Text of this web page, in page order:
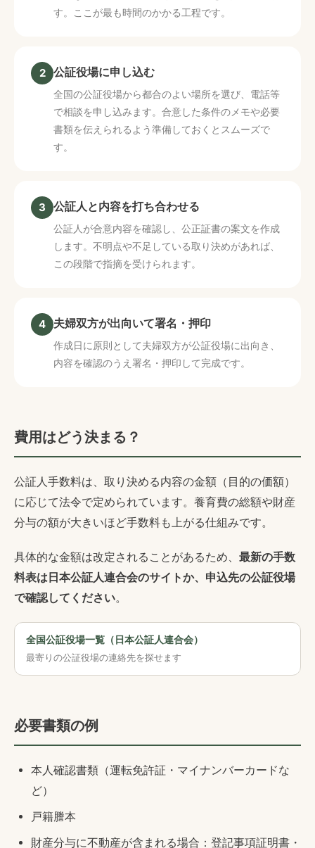
す。ここが最も時間のかかる工程です。
2 公証役場に申し込む
全国の公証役場から都合のよい場所を選び、電話等
で相談を申し込みます。合意した条件のメモや必要
書類を伝えられるよう準備しておくとスムーズで
す。
3 公証人と内容を打ち合わせる
公証人が合意内容を確認し、公正証書の案文を作成
します。不明点や不足している取り決めがあれば、
この段階で指摘を受けられます。
4 夫婦双方が出向いて署名・押印
作成日に原則として夫婦双方が公証役場に出向き、
内容を確認のうえ署名・押印して完成です。
費用はどう決まる？
公証人手数料は、取り決める内容の金額（目的の価額）
に応じて法令で定められています。養育費の総額や財産
分与の額が大きいほど手数料も上がる仕組みです。
具体的な金額は改定されることがあるため、 最新の手数
料表は日本公証人連合会のサイトか、申込先の公証役場
で確認してください。
全国公証役場一覧（日本公証人連合会）
最寄りの公証役場の連絡先を探せます
必要書類の例
本人確認書類（運転免許証・マイナンバーカードな
ど）
戸籍謄本
財産分与に不動産が含まれる場合：登記事項証明書・